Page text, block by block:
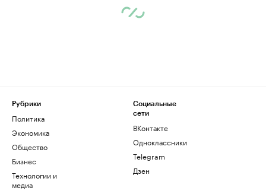
Рубрики
Политика
Экономика
Общество
Бизнес
Технологии и
медиа
Социальные
сети
ВКонтакте
Одноклассники
Telegram
Дзен